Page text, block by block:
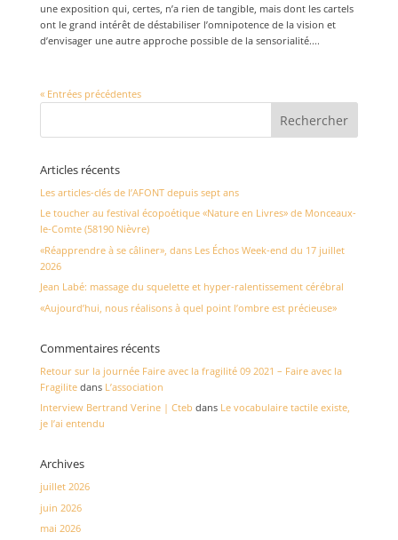
une exposition qui, certes, n’a rien de tangible, mais dont les cartels
ont le grand intérêt de déstabiliser l’omnipotence de la vision et
d’envisager une autre approche possible de la sensorialité....
« Entrées précédentes
Articles récents
Les articles-clés de l’AFONT depuis sept ans
Le toucher au festival écopoétique «Nature en Livres» de Monceaux-
le-Comte (58190 Nièvre)
«Réapprendre à se câliner», dans Les Échos Week-end du 17 juillet
2026
Jean Labé: massage du squelette et hyper-ralentissement cérébral
«Aujourd’hui, nous réalisons à quel point l’ombre est précieuse»
Commentaires récents
Retour sur la journée Faire avec la fragilité 09 2021 – Faire avec la
Fragilitedans L’association
Interview Bertrand Verine | Cteb dans Le vocabulaire tactile existe,
je l’ai entendu
Archives
juillet 2026
juin 2026
mai 2026